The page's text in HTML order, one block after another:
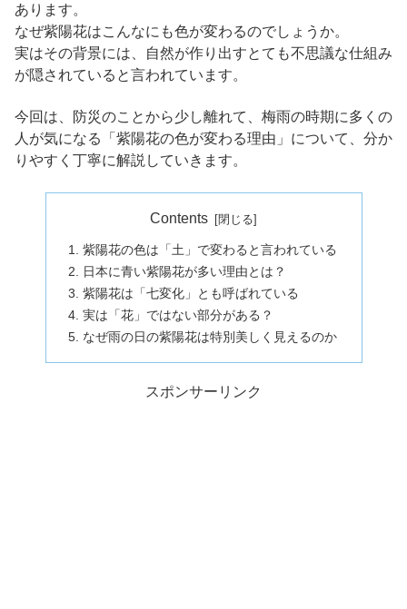
あります。
なぜ紫陽花はこんなにも色が変わるのでしょうか。
実はその背景には、自然が作り出すとても不思議な仕組み
が隠されていると言われています。
今回は、防災のことから少し離れて、梅雨の時期に多くの
人が気になる「紫陽花の色が変わる理由」について、分か
りやすく丁寧に解説していきます。
Contents
紫陽花の色は「土」で変わると言われている
日本に青い紫陽花が多い理由とは？
紫陽花は「七変化」とも呼ばれている
実は「花」ではない部分がある？
なぜ雨の日の紫陽花は特別美しく見えるのか
スポンサーリンク